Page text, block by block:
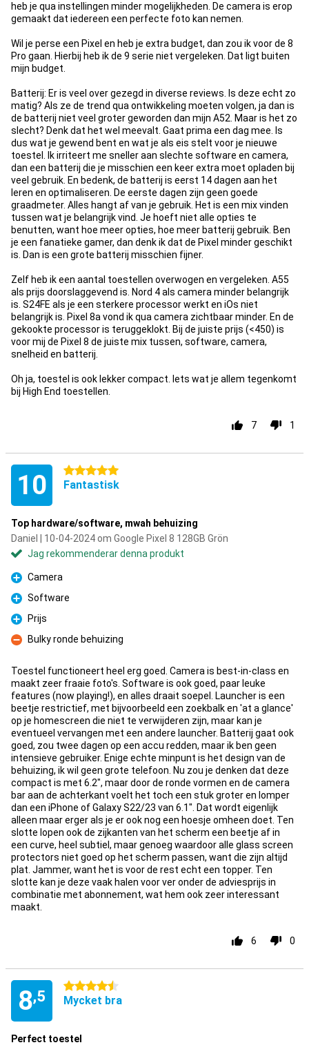
heb je qua instellingen minder mogelijkheden. De camera is erop
gemaakt dat iedereen een perfecte foto kan nemen.
Wil je perse een Pixel en heb je extra budget, dan zou ik voor de 8
Pro gaan. Hierbij heb ik de 9 serie niet vergeleken. Dat ligt buiten
mijn budget.
Batterij: Er is veel over gezegd in diverse reviews. Is deze echt zo
matig? Als ze de trend qua ontwikkeling moeten volgen, ja dan is
de batterij niet veel groter geworden dan mijn A52. Maar is het zo
slecht? Denk dat het wel meevalt. Gaat prima een dag mee. Is
dus wat je gewend bent en wat je als eis stelt voor je nieuwe
toestel. Ik irriteert me sneller aan slechte software en camera,
dan een batterij die je misschien een keer extra moet opladen bij
veel gebruik. En bedenk, de batterij is eerst 14 dagen aan het
leren en optimaliseren. De eerste dagen zijn geen goede
graadmeter. Alles hangt af van je gebruik. Het is een mix vinden
tussen wat je belangrijk vind. Je hoeft niet alle opties te
benutten, want hoe meer opties, hoe meer batterij gebruik. Ben
je een fanatieke gamer, dan denk ik dat de Pixel minder geschikt
is. Dan is een grote batterij misschien fijner.
Zelf heb ik een aantal toestellen overwogen en vergeleken. A55
als prijs doorslaggevend is. Nord 4 als camera minder belangrijk
is. S24FE als je een sterkere processor werkt en iOs niet
belangrijk is. Pixel 8a vond ik qua camera zichtbaar minder. En de
gekookte processor is teruggeklokt. Bij de juiste prijs (<450) is
voor mij de Pixel 8 de juiste mix tussen, software, camera,
snelheid en batterij.
Oh ja, toestel is ook lekker compact. Iets wat je allem tegenkomt
bij High End toestellen.
7 1
10 5 stjärnor
Fantastisk
Top hardware/software, mwah behuizing
Daniel | 10-04-2024 om Google Pixel 8 128GB Grön
Jag rekommenderar denna produkt
Fördelar
Camera
Fördelar
Software
Fördelar
Prijs
Nackdelar
Bulky ronde behuizing
Toestel functioneert heel erg goed. Camera is best-in-class en
maakt zeer fraaie foto's. Software is ook goed, paar leuke
features (now playing!), en alles draait soepel. Launcher is een
beetje restrictief, met bijvoorbeeld een zoekbalk en 'at a glance'
op je homescreen die niet te verwijderen zijn, maar kan je
eventueel vervangen met een andere launcher. Batterij gaat ook
goed, zou twee dagen op een accu redden, maar ik ben geen
intensieve gebruiker. Enige echte minpunt is het design van de
behuizing, ik wil geen grote telefoon. Nu zou je denken dat deze
compact is met 6.2", maar door de ronde vormen en de camera
bar aan de achterkant voelt het toch een stuk groter en lomper
dan een iPhone of Galaxy S22/23 van 6.1". Dat wordt eigenlijk
alleen maar erger als je er ook nog een hoesje omheen doet. Ten
slotte lopen ook de zijkanten van het scherm een beetje af in
een curve, heel subtiel, maar genoeg waardoor alle glass screen
protectors niet goed op het scherm passen, want die zijn altijd
plat. Jammer, want het is voor de rest echt een topper. Ten
slotte kan je deze vaak halen voor ver onder de adviesprijs in
combinatie met abonnement, wat hem ook zeer interessant
maakt.
6 0
8,5
4.5 stjärnor
Mycket bra
Perfect toestel